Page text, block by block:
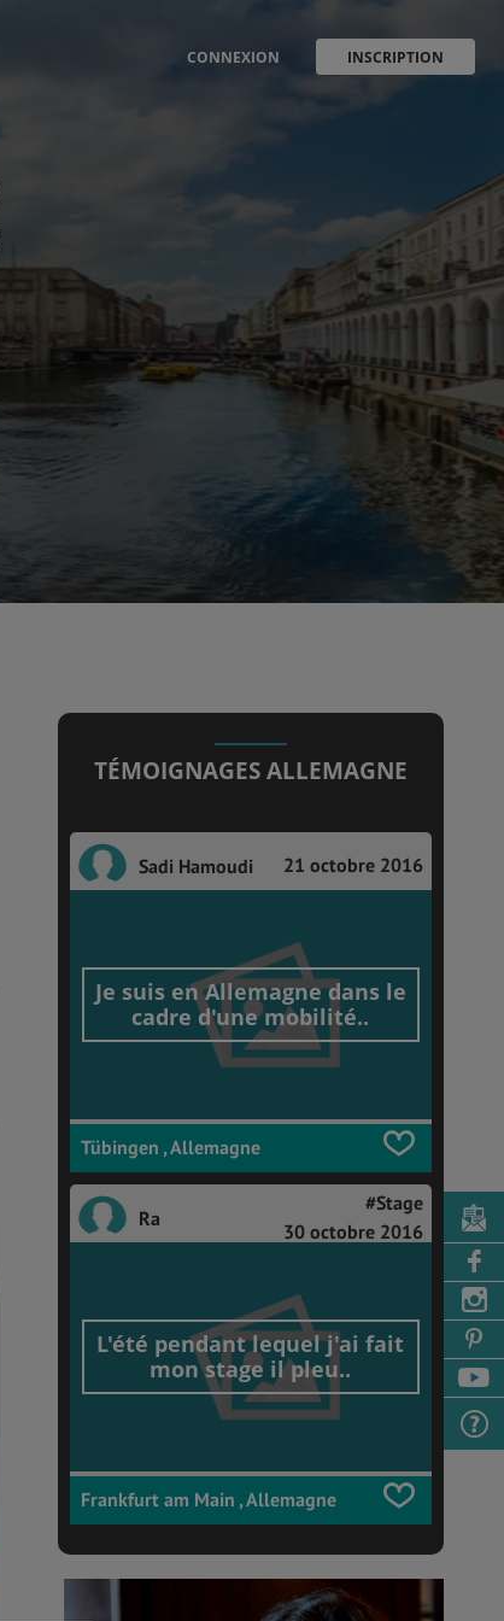
CONNEXION INSCRIPTION
TÉMOIGNAGES ALLEMAGNE
Sadi Hamoudi 21 octobre 2016
Je suis en Allemagne dans le
cadre d'une mobilité..
Tübingen , Allemagne
Ra
#Stage
30 octobre 2016
L'été pendant lequel j'ai fait
mon stage il pleu..
Frankfurt am Main , Allemagne